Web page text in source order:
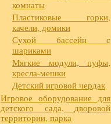
комнаты
Пластиковые горки,
качели, домики
Сухой бассейн с
шариками
Мягкие модули, пуфы,
кресла-мешки
Детский игровой чердак
Игровое оборудование для
детского сада, дворовой
территории, парка